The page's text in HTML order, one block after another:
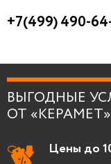
+7(499) 490-
ВЫГОДНЫЕ
ОТ
Цены до